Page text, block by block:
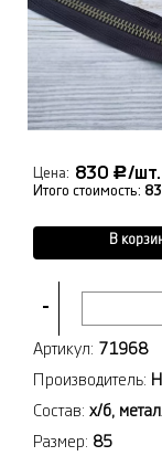
-
Цена: 830 Р/шт.
Итого стоимость:
В
Артикул: 71968
Производитель:
Состав: х/б,
Размер: 85